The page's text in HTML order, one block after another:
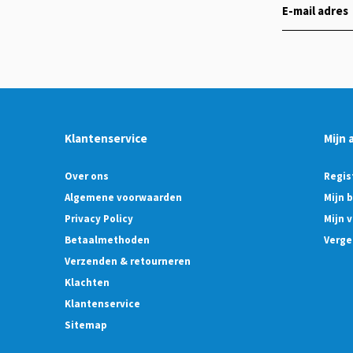
Klantenservice
Over ons
Algemene voorwaarden
Privacy Policy
Betaalmethoden
Verzenden & retourneren
Klachten
Klantenservice
Sitemap
Mijn
Mijn
Mijn